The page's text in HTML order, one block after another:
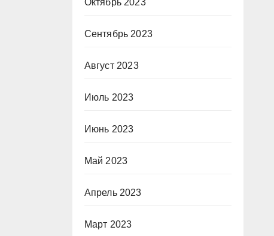
Октябрь 2023
Сентябрь 2023
Август 2023
Июль 2023
Июнь 2023
Май 2023
Апрель 2023
Март 2023